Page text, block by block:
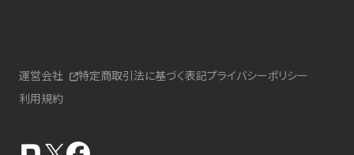
運営会社 特定商取引法に基づく表記プライバシーポリシー
利用規約